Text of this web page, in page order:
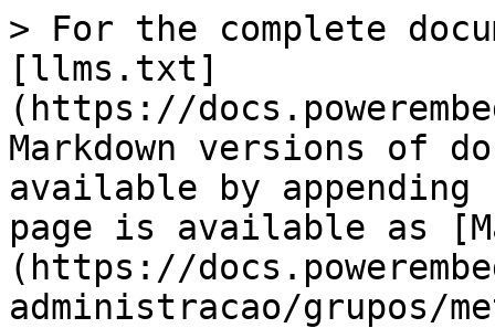
> For the complete
[llms.txt]
(https://
Markdown versions of
available by
page is available as
(https://
administracao/grupos/